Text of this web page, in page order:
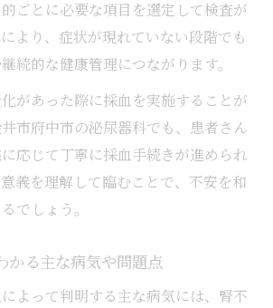
ごとに必要な項目を選定して検査が
より、症状が現れていない段階でも
続的な健康管理につながります。
があった際に採血を実施することが
市府中市の泌尿器科でも、患者さん
応じて丁寧に採血手続きが進められ
義を理解して臨むことで、不安を和
でしょう。
かる主な病気や問題点
よって判明する主な病気には、腎不